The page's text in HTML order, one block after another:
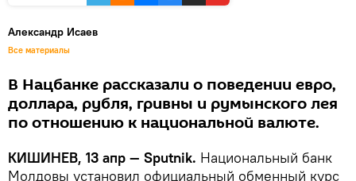
Александр Исаев
Все материалы
В Нацбанке рассказали о поведении евро,
доллара, рубля, гривны и румынского лея
по отношению к национальной валюте.
КИШИНЕВ, 13 апр — Sputnik. Национальный банк
Молдовы установил официальный обменный курс